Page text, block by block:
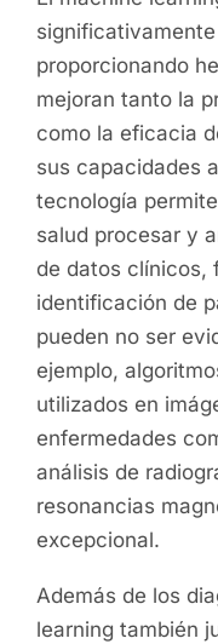
proporcionando
mejoran tanto la
como la eficacia
sus capacidades
tecnología
salud procesar y
de datos clínicos,
identificación de
pueden no ser
ejemplo,
utilizados en
enfermedades
análisis de
resonancias
excepcional.
Además de los
learning también